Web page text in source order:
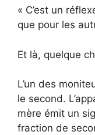
« C’est un
que pour les
Et là, quelque
L’un des
le second.
mère émit un
fraction de